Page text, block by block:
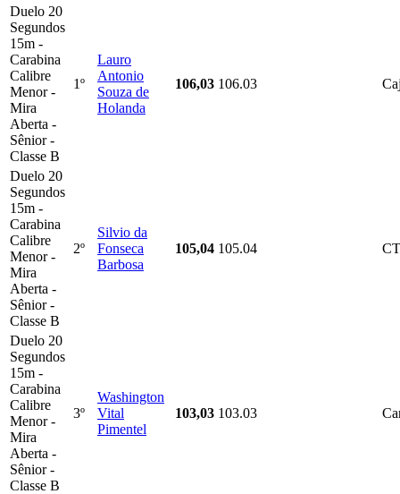
Duelo 20
Segundos
15m -
Carabina
Calibre
Menor -
Mira
Aberta -
Sênior -
Classe B
1º
Lauro
Antonio
Souza de
Holanda
106,03 106.03
Duelo 20
Segundos
15m -
Carabina
Calibre
Menor -
Mira
Aberta -
Sênior -
Classe B
2º
Silvio da
Fonseca
Barbosa
105,04 105.04
Duelo 20
Segundos
15m -
Carabina
Calibre
Menor -
Mira
Aberta -
Sênior -
Classe B
3º
Washington
Vital
Pimentel
103,03 103.03